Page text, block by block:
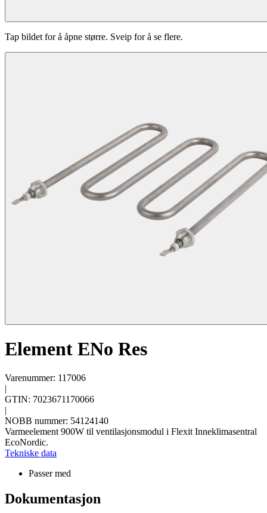
Tap bildet for å åpne større. Sveip for å se flere.
Element ENo Res
Varenummer: 117006
|
GTIN: 7023671170066
|
NOBB nummer: 54124140
Varmeelement 900W til ventilasjonsmodul i Flexit Inneklimasentral
EcoNordic.
Tekniske data
Passer med
Dokumentasjon